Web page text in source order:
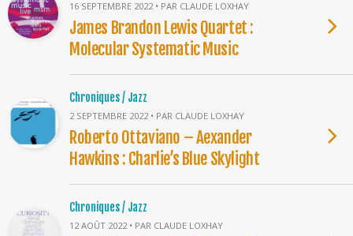
16 SEPTEMBRE 2022 • PAR CLAUDE LOXHAY
James Brandon Lewis Quartet :
Molecular Systematic Music
Chroniques / Jazz
2 SEPTEMBRE 2022 • PAR CLAUDE LOXHAY
Roberto Ottaviano – Aexander
Hawkins : Charlie’s Blue Skylight
Chroniques / Jazz
12 AOÛT 2022 • PAR CLAUDE LOXHAY